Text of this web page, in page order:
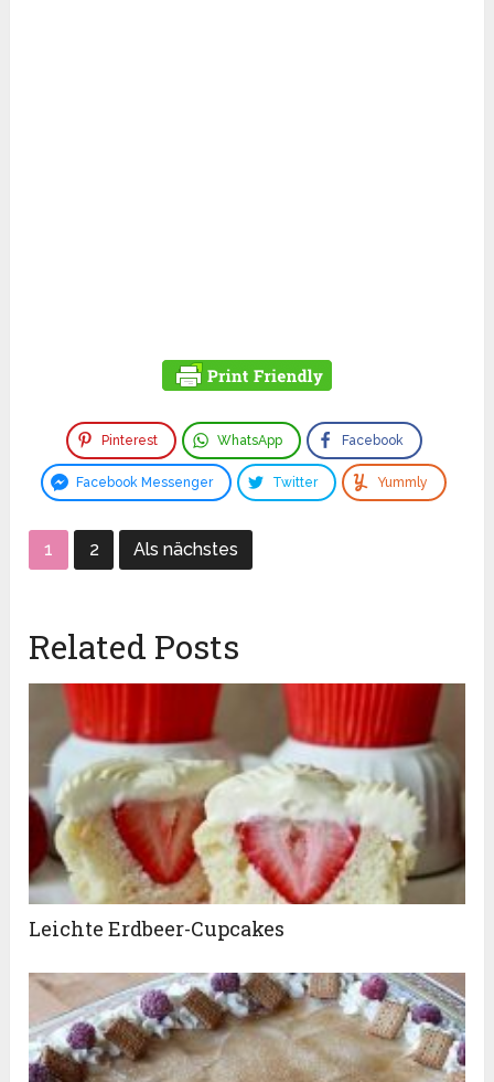
Pinterest WhatsApp Facebook
Facebook Messenger Twitter Yummly
1 2 Als nächstes
Related Posts
Leichte Erdbeer-Cupcakes